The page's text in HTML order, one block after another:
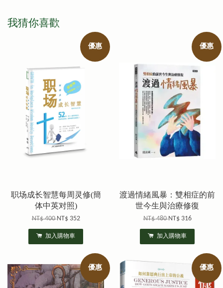
我猜你喜歡
優惠
职场成长智慧每周灵修(簡
体中英对照)
NT$ 400NT$ 352
加入購物車
優惠
渡過情緒風暴：雙相症的前
世今生與治療修復
NT$ 480NT$ 316
加入購物車
優惠 優惠